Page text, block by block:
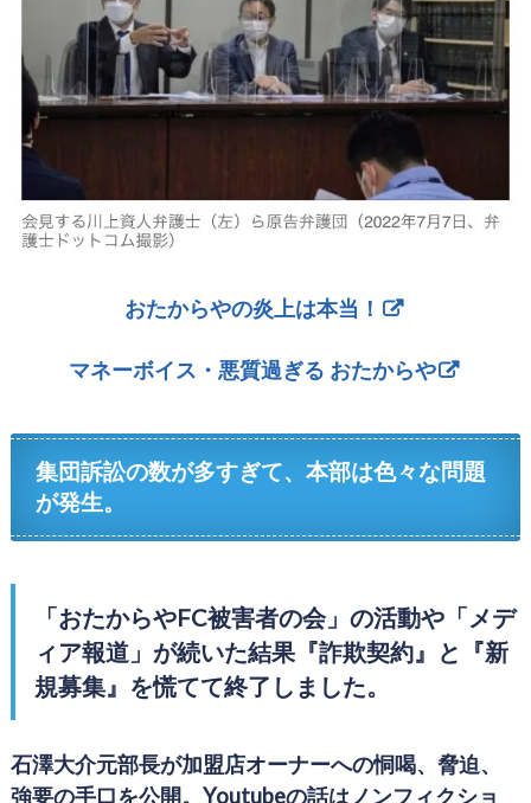
おたからやの炎上は本当！
マネーボイス・悪質過ぎる おたからや
集団訴訟の数が多すぎて、本部は色々な問題
が発生。
「おたからやFC被害者の会」の活動や「メデ
ィア報道」が続いた結果『詐欺契約』と『新
規募集』を慌てて終了しました。
石澤大介元部長が加盟店オーナーへの恫喝、脅迫、
強要の手口を公開。Youtubeの話はノンフィクショ